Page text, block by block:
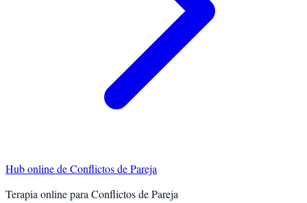
Hub online deConflictos de Pareja
Terapia online para Conflictos de Pareja